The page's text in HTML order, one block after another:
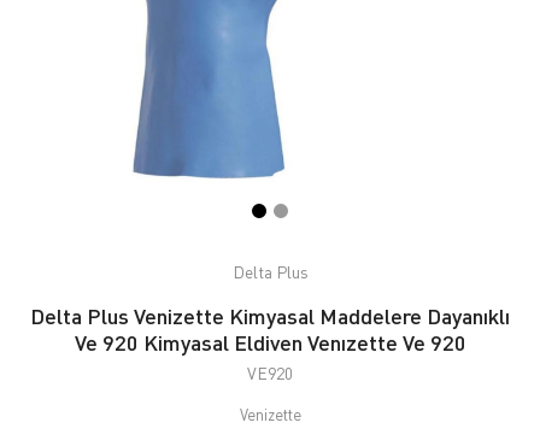
Delta Plus
Delta Plus Venizette Kimyasal Maddelere Dayanıklı
Ve 920 Kimyasal Eldiven Venızette Ve 920
VE920
Venizette